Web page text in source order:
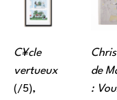
C¥cle
vertueux
(/5),
de
: